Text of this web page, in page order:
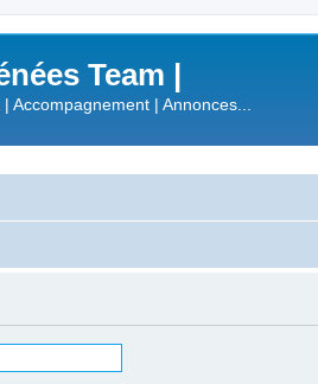
Team |
Accompagnement | Annonces...